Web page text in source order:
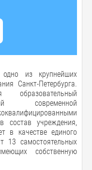
из крупнейших
Санкт-Петербурга.
образовательный
современной
учреждения,
в качестве единого
13 самостоятельных
собственную